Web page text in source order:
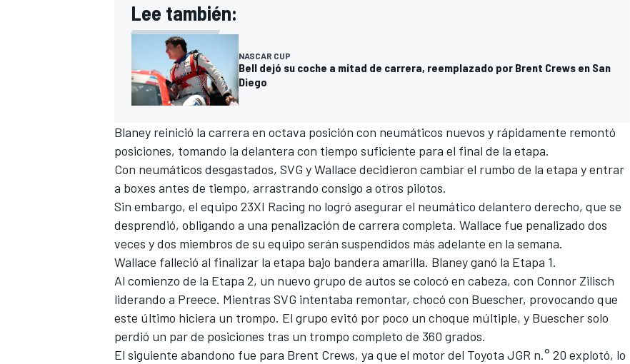
MÁS CATEGORÍAS
Lee también:
NASCAR CUP
Bell dejó su coche a mitad de carrera, reemplazado por Brent Crews en San
Diego
Blaney reinició la carrera en octava posición con neumáticos nuevos y rápidamente remontó
posiciones, tomando la delantera con tiempo suficiente para el final de la etapa.
Con neumáticos desgastados, SVG y Wallace decidieron cambiar el rumbo de la etapa y entrar
a boxes antes de tiempo, arrastrando consigo a otros pilotos.
Sin embargo, el equipo 23XI Racing no logró asegurar el neumático delantero derecho, que se
desprendió, obligando a una penalización de carrera completa. Wallace fue penalizado dos
veces y dos miembros de su equipo serán suspendidos más adelante en la semana.
Wallace falleció al finalizar la etapa bajo bandera amarilla. Blaney ganó la Etapa 1.
Al comienzo de la Etapa 2, un nuevo grupo de autos se colocó en cabeza, con Connor Zilisch
liderando a Preece. Mientras SVG intentaba remontar, chocó con Buescher, provocando que
este último hiciera un trompo. El grupo evitó por poco un choque múltiple, y Buescher solo
perdió un par de posiciones tras un trompo completo de 360 ​​grados.
El siguiente abandono fue para Brent Crews, ya que el motor del Toyota JGR n.° 20 explotó, lo